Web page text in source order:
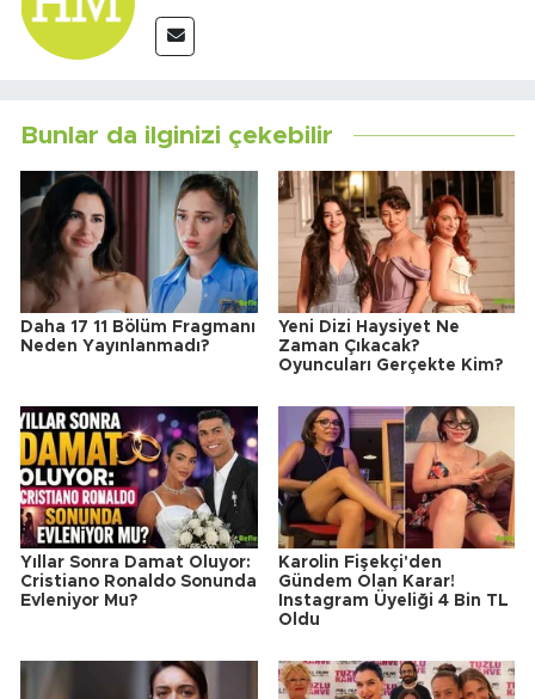
Bunlar da ilginizi çekebilir
Daha 17 11 Bölüm Fragmanı
Neden Yayınlanmadı?
Yeni Dizi Haysiyet Ne
Zaman Çıkacak?
Oyuncuları Gerçekte Kim?
Yıllar Sonra Damat Oluyor:
Cristiano Ronaldo Sonunda
Evleniyor Mu?
Karolin Fişekçi'den
Gündem Olan Karar!
Instagram Üyeliği 4 Bin TL
Oldu